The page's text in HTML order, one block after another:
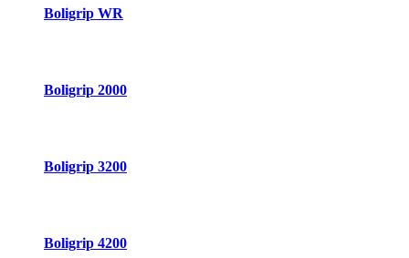
Boligrip WR
Boligrip 2000
Boligrip 3200
Boligrip 4200